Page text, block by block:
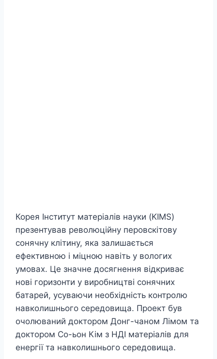
Корея Інститут матеріалів науки (KIMS)
презентував революційну перовскітову
сонячну клітину, яка залишається
ефективною і міцною навіть у вологих
умовах. Це значне досягнення відкриває
нові горизонти у виробництві сонячних
батарей, усуваючи необхідність контролю
навколишнього середовища. Проект був
очолюваний доктором Донг-чаном Лімом та
доктором Со-ьон Кім з НДІ матеріалів для
енергії та навколишнього середовища.